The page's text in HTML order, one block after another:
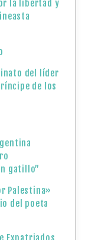
la libertad y
del líder
de los
gatillo”
Palestina»
del poeta